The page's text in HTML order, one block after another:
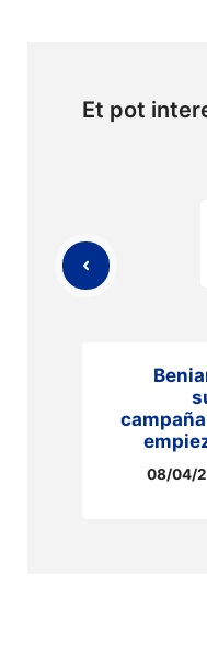
Et pot
08/04/